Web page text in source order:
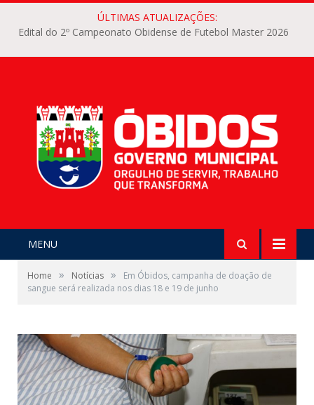
ÚLTIMAS ATUALIZAÇÕES:
Edital do 2º Campeonato Obidense de Futebol Master 2026
MENU
Home » Notícias »
Em Óbidos, campanha de doação de
sangue será realizada nos dias 18 e 19 de junho